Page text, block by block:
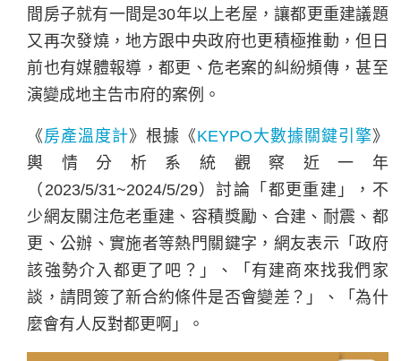
間房子就有一間是30年以上老屋，讓都更重建議題
又再次發燒，地方跟中央政府也更積極推動，但日
前也有媒體報導，都更、危老案的糾紛頻傳，甚至
演變成地主告市府的案例。
《房產溫度計》根據《KEYPO大數據關鍵引擎》
輿情分析系統觀察近一年
（2023/5/31~2024/5/29）討論「都更重建」，不
少網友關注危老重建、容積獎勵、合建、耐震、都
更、公辦、實施者等熱門關鍵字，網友表示「政府
該強勢介入都更了吧？」、「有建商來找我們家
談，請問簽了新合約條件是否會變差？」、「為什
麼會有人反對都更啊」。